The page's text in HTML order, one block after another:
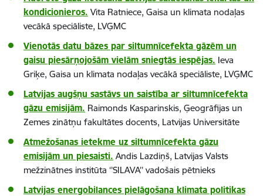
kondicionieros. Vita Ratniece, Gaisa un klimata nodaļas
vecākā speciāliste, LVĢMC
Vienotās datu bāzes par siltumnīcefekta gāzēm un
gaisu piesārņojošām vielām sniegtās iespējas. Ieva
Griķe, Gaisa un klimata nodaļas vecākā speciāliste, LVĢMC
Latvijas augšņu sastāvs un saistība ar siltumnīcefekta
gāzu emisijām. Raimonds Kasparinskis, Ģeogrāfijas un
Zemes zinātņu fakultātes docents, Latvijas Universitāte
Atmežošanas ietekme uz siltumnīcefekta gāzu
emisijām un piesaisti. Andis Lazdiņš, Latvijas Valsts
mežzinātnes institūta ‘’SILAVA’’ vadošais pētnieks
Latvijas energobilances pielāgošana klimata politikas